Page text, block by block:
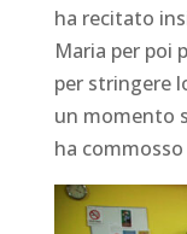
ha recitato
Maria per poi
per stringere
un momento
ha